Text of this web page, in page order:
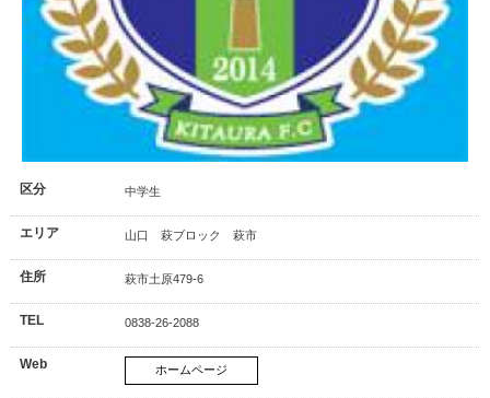
区分 中学生
エリア 山口 萩ブロック 萩市
住所 萩市土原479-6
TEL 0838-26-2088
Web ホームページ